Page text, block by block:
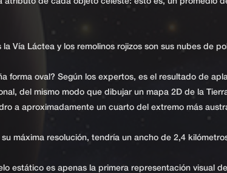
la Vía Láctea y los remolinos rojizos son sus nubes de
forma oval? Según los expertos, es el resultado de
del mismo modo que dibujar un mapa 2D de la
a aproximadamente un cuarto del extremo más
máxima resolución, tendría un ancho de 2,4
estático es apenas la primera representación visual